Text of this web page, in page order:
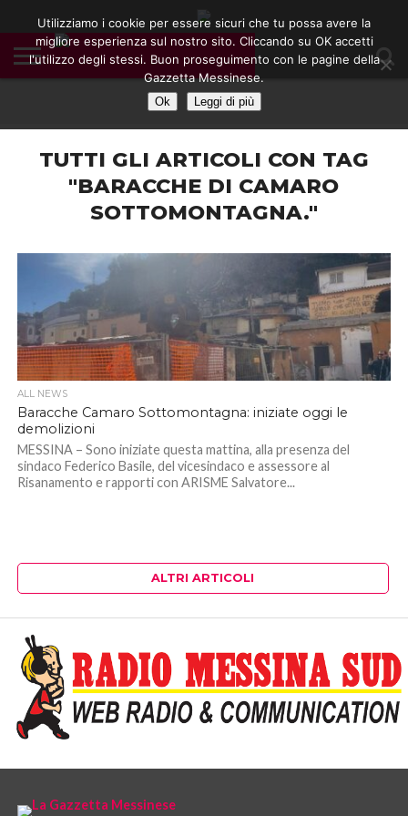
CONTATTI
COOKIE
DIVENTA
HOME
NOTE
TUTTI GLI ARTICOLI CON TAG
"BARACCHE DI CAMARO
SOTTOMONTAGNA."
ALL NEWS
Baracche Camaro Sottomontagna: iniziate oggi le
demolizioni
MESSINA – Sono iniziate questa mattina, alla presenza del
sindaco Federico Basile, del vicesindaco e assessore al
Risanamento e rapporti con ARISME Salvatore...
ALTRI ARTICOLI
Utilizziamo i cookie per essere sicuri che tu possa avere la
migliore esperienza sul nostro sito. Cliccando su OK accetti
l'utilizzo degli stessi. Buon proseguimento con le pagine della
Gazzetta Messinese.
Ok Leggi di più